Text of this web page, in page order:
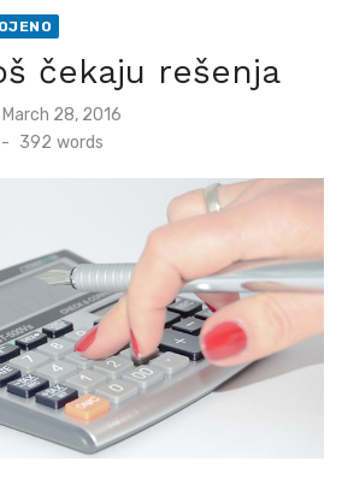
čekaju rešenja
Posted
March 28, 2016
- 392 words